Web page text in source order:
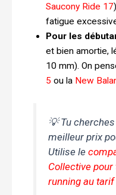
Saucony Ride 17
fatigue
Pour les
et bien amortie,
10 mm). On
5 ou la New
💡 Tu
meilleur prix
Utilise le
Collective
running au